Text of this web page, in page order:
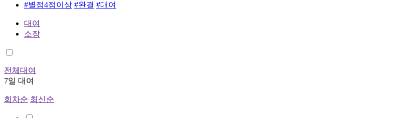
#별점4점이상 #완결 #대여
대여
소장
전체대여
7일 대여
회차순 최신순